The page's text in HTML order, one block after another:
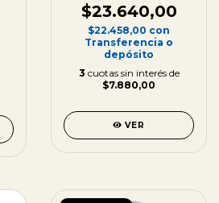
$23.640,00
$22.458,00 con
Transferencia o
depósito
3 cuotas sin interés de
$7.880,00
VER